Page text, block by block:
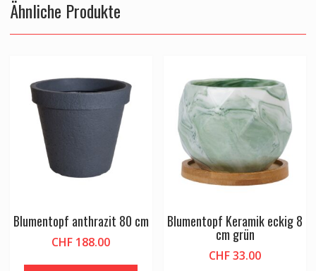
Ähnliche Produkte
Blumentopf anthrazit 80 cm
CHF 188.00
Blumentopf Keramik eckig 8
cm grün
CHF33.00